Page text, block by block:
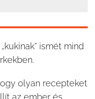
ismét mind
olyan recepteket
az ember és